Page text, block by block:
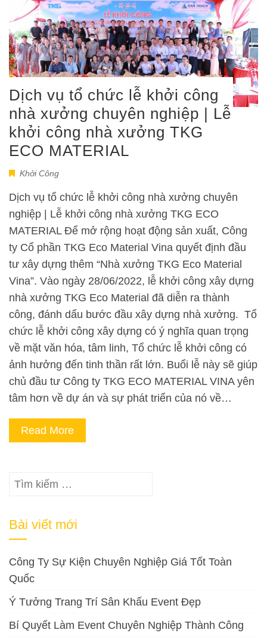
Dịch vụ tổ chức lễ khởi công
nhà xưởng chuyên nghiệp | Lễ
khởi công nhà xưởng TKG
ECO MATERIAL
Khởi Công
Dịch vụ tổ chức lễ khởi công nhà xưởng chuyên
nghiệp | Lễ khởi công nhà xưởng TKG ECO
MATERIAL Để mở rộng hoạt động sản xuất, Công
ty Cổ phần TKG Eco Material Vina quyết định đầu
tư xây dựng thêm “Nhà xưởng TKG Eco Material
Vina”. Vào ngày 28/06/2022, lễ khởi công xây dựng
nhà xưởng TKG Eco Material đã diễn ra thành
công, đánh dấu bước đầu xây dựng nhà xưởng. Tổ
chức lễ khởi công xây dựng có ý nghĩa quan trọng
về mặt văn hóa, tâm linh, Tổ chức lễ khởi công có
ảnh hưởng đến tinh thần rất lớn. Buổi lễ này sẽ giúp
chủ đầu tư Công ty TKG ECO MATERIAL VINA yên
tâm hơn về dự án và sự phát triển của nó về…
Read More
Tìm
Bài viết mới
Công Ty Sự Kiện Chuyên Nghiệp Giá Tốt Toàn
Quốc
Ý Tưởng Trang Trí Sân Khấu Event Đẹp
Bí Quyết Làm Event Chuyên Nghiệp Thành Công